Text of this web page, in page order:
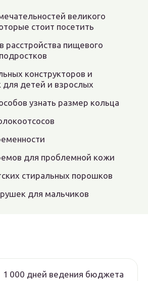
великого
стоит посетить
расстройства пищевого
конструкторов и
для детей и взрослых
узнать размер кольца
для проблемной кожи
стиральных порошков
для мальчиков
1 000 дней ведения бюджета